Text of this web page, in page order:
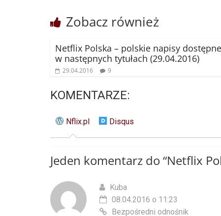
Zobacz również
Netflix Polska – polskie napisy dostępne
w następnych tytułach (29.04.2016)
29.04.2016 9
KOMENTARZE:
Nflix.pl Disqus
Jeden komentarz do “Netflix
Kuba
08.04.2016 o 11:23
Bezpośredni odnośnik